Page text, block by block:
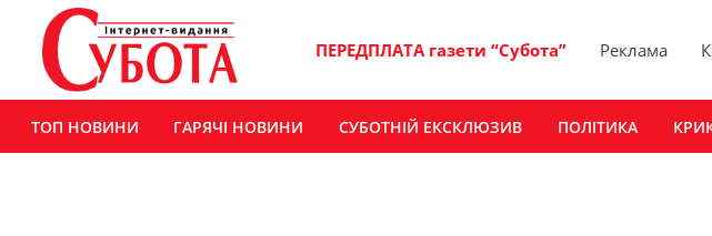
ПЕРЕДПЛАТА газети “Субота” Реклама
ТОП НОВИНИ ГАРЯЧІ НОВИНИ СУБОТНІЙ ЕКСКЛЮЗИВ ПОЛІТИКА